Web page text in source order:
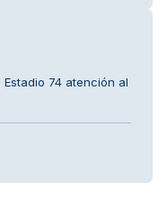
74 atención al